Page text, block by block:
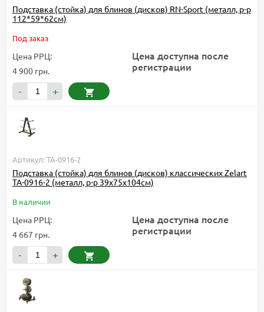
Подставка (стойка) для блинов (дисков) RN-Sport (металл, р-р
112*59*62см)
Под заказ
Цена РРЦ:
4 900 грн.
Цена доступна после
регистрации
- +
Артикул: TA-0916-2
Подставка (стойка) для блинов (дисков) классических Zelart
TA-0916-2 (металл, р-р 39х75х104см)
В наличии
Цена РРЦ:
4 667 грн.
Цена доступна после
регистрации
- +